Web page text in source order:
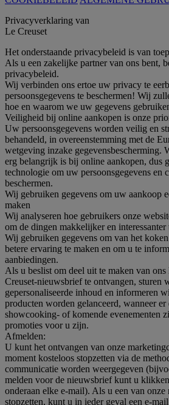
Privacyverklaring van
Le Creuset
Het onderstaande privacybeleid is van
Als u een zakelijke partner van ons bent,
privacybeleid.
Wij verbinden ons ertoe uw privacy te
persoonsgegevens te beschermen! Wij
hoe en waarom we uw gegevens
Veiligheid bij online aankopen is onze
Uw persoonsgegevens worden veilig en
behandeld, in overeenstemming met de
wetgeving inzake gegevensbescherming.
erg belangrijk is bij online aankopen, dus
technologie om uw persoonsgegevens en
beschermen.
Wij gebruiken gegevens om uw aankoop
maken
Wij analyseren hoe gebruikers onze
om de dingen makkelijker en interessanter
Wij gebruiken gegevens om van het
betere ervaring te maken en om u te
aanbiedingen.
Als u beslist om deel uit te maken van
Creuset-nieuwsbrief te ontvangen, sturen
gepersonaliseerde inhoud en informeren
producten worden gelanceerd, wanneer
showcooking- of komende evenementen
promoties voor u zijn.
Afmelden:
U kunt het ontvangen van onze
moment kosteloos stopzetten via de
communicatie worden weergegeven
melden voor de nieuwsbrief kunt u
onderaan elke e-mail). Als u een van
stopzetten, kunt u in ieder geval een e-